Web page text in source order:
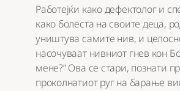
Работејќи како дефектолог и
како болеста на своите деца,
уништува самите нив, и
насочуваат нивниот гнев кон
мене?“ Ова се стари, познати
проколнатиот руг на барање